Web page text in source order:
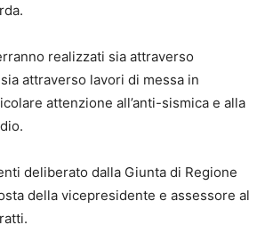
realizzati sia attraverso
attraverso lavori di messa in
attenzione all’anti-sismica e alla
deliberato dalla Giunta di Regione
della vicepresidente e assessore al